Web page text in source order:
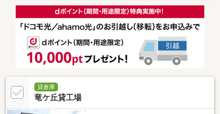
貸倉庫
竜ケ丘貸工場